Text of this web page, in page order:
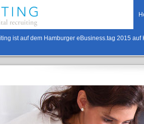
ist auf dem Hamburger eBusiness.tag 2015 auf